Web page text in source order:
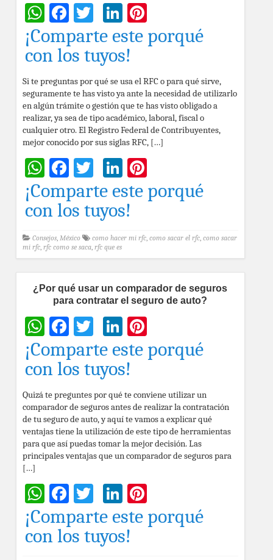
WhatsApp
Facebook
TwitterLinkedIn
¡Comparte este porqué
con los tuyos!
Si te preguntas por qué se usa el RFC o para qué sirve,
seguramente te has visto ya ante la necesidad de utilizarlo
en algún trámite o gestión que te has visto obligado a
realizar, ya sea de tipo académico, laboral, fiscal o
cualquier otro. El Registro Federal de Contribuyentes,
mejor conocido por sus siglas RFC, […]
WhatsApp
Facebook
TwitterLinkedIn
¡Comparte este porqué
con los tuyos!
Consejos, México como hacer mi rfc, como sacar el rfc, como sacar
mi rfc, rfc como se saca, rfc que es
¿Por qué usar un comparador de seguros
para contratar el seguro de auto?
WhatsApp
Facebook
TwitterLinkedIn
¡Comparte este porqué
con los tuyos!
Quizá te preguntes por qué te conviene utilizar un
comparador de seguros antes de realizar la contratación
de tu seguro de auto, y aquí te vamos a explicar qué
ventajas tiene la utilización de este tipo de herramientas
para que así puedas tomar la mejor decisión. Las
principales ventajas que un comparador de seguros para
[…]
WhatsApp
Facebook
TwitterLinkedIn
¡Comparte este porqué
con los tuyos!